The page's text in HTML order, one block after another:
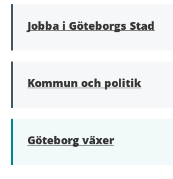
Jobba i Göteborgs Stad
Kommun och politik
Göteborg växer